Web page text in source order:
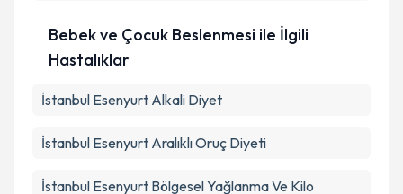
Bebek ve Çocuk Beslenmesi ile İlgili
Hastalıklar
İstanbul Esenyurt Alkali Diyet
İstanbul Esenyurt Aralıklı Oruç Diyeti
İstanbul Esenyurt Bölgesel Yağlanma Ve Kilo